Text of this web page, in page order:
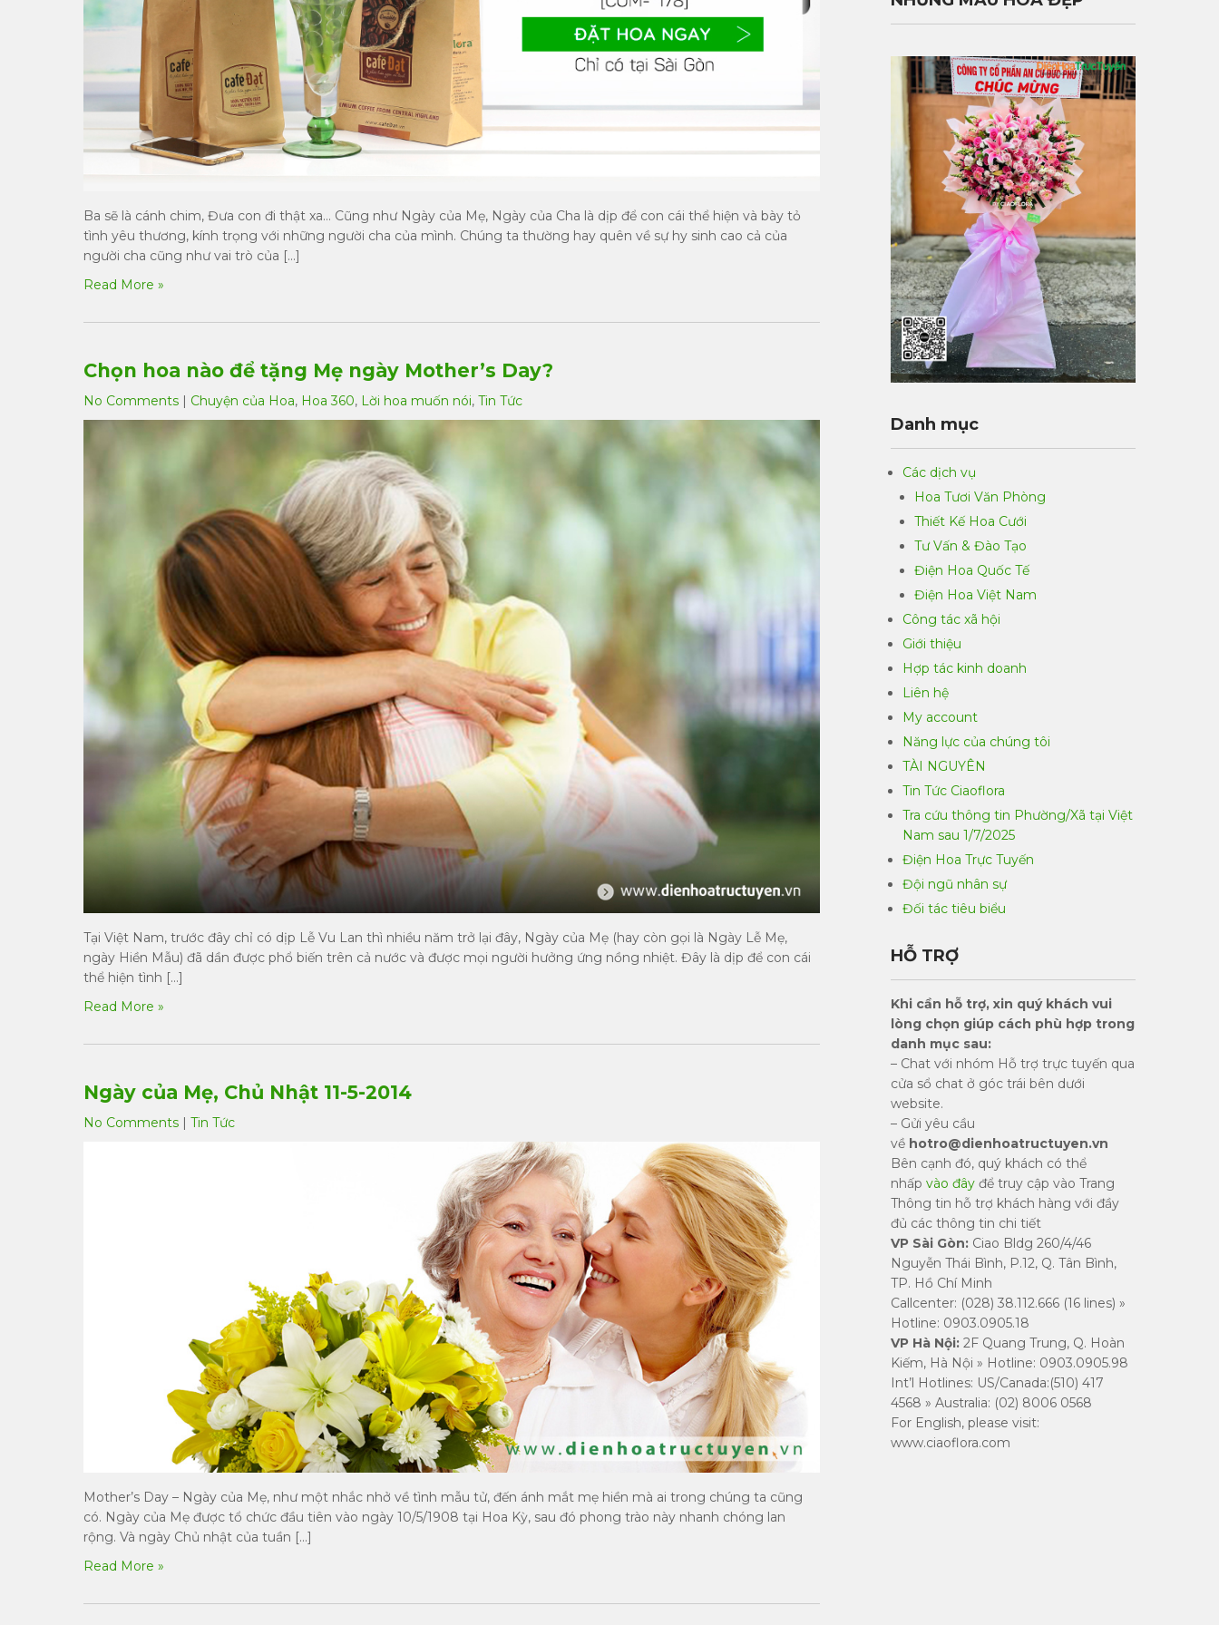
Ba sẽ là cánh chim, Đưa con đi thật xa… Cũng như Ngày của Mẹ, Ngày của Cha là dịp để con cái thể hiện và bày tỏ
tình yêu thương, kính trọng với những người cha của mình. Chúng ta thường hay quên về sự hy sinh cao cả của
người cha cũng như vai trò của […]
Read More »
Chọn hoa nào để tặng Mẹ ngày Mother’s Day?
No Comments | Chuyện của Hoa, Hoa 360, Lời hoa muốn nói, Tin Tức
Tại Việt Nam, trước đây chỉ có dịp Lễ Vu Lan thì nhiều năm trở lại đây, Ngày của Mẹ (hay còn gọi là Ngày Lễ Mẹ,
ngày Hiền Mẫu) đã dần được phổ biến trên cả nước và được mọi người hưởng ứng nồng nhiệt. Đây là dịp để con cái
thể hiện tình […]
Read More »
Ngày của Mẹ, Chủ Nhật 11-5-2014
No Comments | Tin Tức
Mother’s Day – Ngày của Mẹ, như một nhắc nhở về tình mẫu tử, đến ánh mắt mẹ hiền mà ai trong chúng ta cũng
có. Ngày của Mẹ được tổ chức đầu tiên vào ngày 10/5/1908 tại Hoa Kỳ, sau đó phong trào này nhanh chóng lan
rộng. Và ngày Chủ nhật của tuần […]
Read More »
Danh mục
Các dịch vụ
Hoa Tươi Văn Phòng
Thiết Kế Hoa Cưới
Tư Vấn & Đào Tạo
Điện Hoa Quốc Tế
Điện Hoa Việt Nam
Công tác xã hội
Giới thiệu
Hợp tác kinh doanh
Liên hệ
My account
Năng lực của chúng tôi
TÀI NGUYÊN
Tin Tức Ciaoflora
Tra cứu thông tin Phường/Xã tại Việt
Nam sau 1/7/2025
Điện Hoa Trực Tuyến
Đội ngũ nhân sự
Đối tác tiêu biểu
HỖ TRỢ
Khi cần hỗ trợ, xin quý khách vui
lòng chọn giúp cách phù hợp trong
danh mục sau:
– Chat với nhóm Hỗ trợ trực tuyến qua
cửa sổ chat ở góc trái bên dưới
website.
– Gửi yêu cầu
về hotro@dienhoatructuyen.vn
Bên cạnh đó, quý khách có thể
nhấp vào đây để truy cập vào Trang
Thông tin hỗ trợ khách hàng với đầy
đủ các thông tin chi tiết
VP Sài Gòn: Ciao Bldg 260/4/46
Nguyễn Thái Bình, P.12, Q. Tân Bình,
TP. Hồ Chí Minh
Callcenter: (028) 38.112.666 (16 lines) »
Hotline: 0903.0905.18
​VP Hà Nội: 2F Quang Trung, Q. Hoàn
Kiếm, Hà Nội » Hotline: 0903.0905.98
Int’l Hotlines: US/Canada:(510) 417
4568 » Australia: (02) 8006 0568
For English, please visit:
www.ciaoflora.com